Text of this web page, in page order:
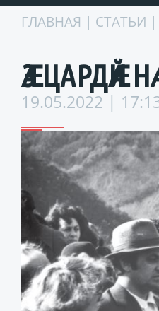
ГЛАВНАЯ | СТАТЬИ
ӔЗ ЦАРДӔЙ
19.05.2022 |